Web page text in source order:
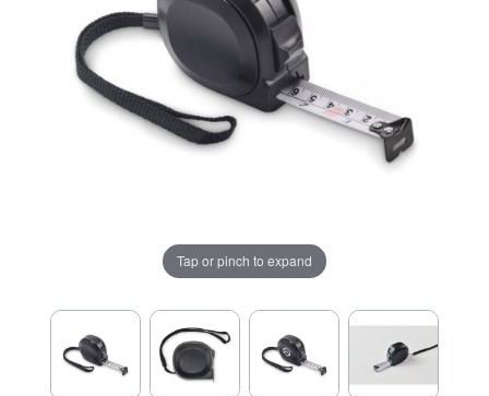
Tap or pinch to expand